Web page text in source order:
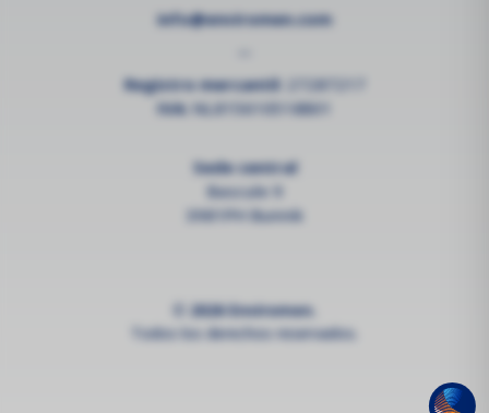
info@enviromen.com
Registro mercantil: 27287217
IVA: NL815610518B01
Sede central
Bascule 9
3981PH Bunnik
© 2026 Enviromen.
Todos los derechos reservados.